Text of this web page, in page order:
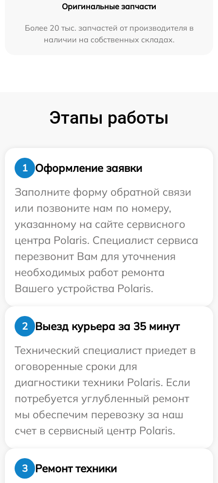
Оригинальные запчасти
Более 20 тыс. запчастей от производителя в
наличии на собственных складах.
Этапы работы
1
Оформление заявки
Заполните форму обратной связи
или позвоните нам по номеру,
указанному на сайте сервисного
центра Polaris. Специалист сервиса
перезвонит Вам для уточнения
необходимых работ ремонта
Вашего устройства Polaris.
2
Выезд курьера за 35 минут
Технический специалист приедет в
оговоренные сроки для
диагностики техники Polaris. Если
потребуется углубленный ремонт
мы обеспечим перевозку за наш
счет в сервисный центр Polaris.
3 Ремонт техники